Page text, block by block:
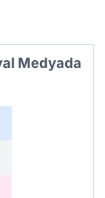
Medyada